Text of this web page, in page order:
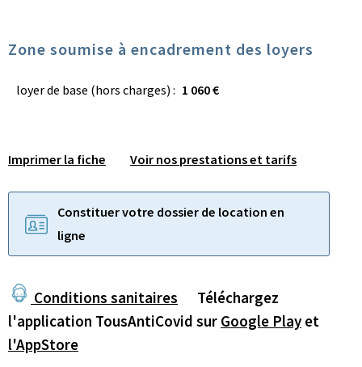
Zone soumise à encadrement des loyers
loyer de base (hors charges) : 1 060 €
Imprimer la fiche Voir nos prestations et tarifs
Constituer votre dossier de location en
ligne
Conditions sanitaires Téléchargez
l'application TousAntiCovid sur Google Play et
l'AppStore